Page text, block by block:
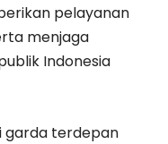
pelayanan
menjaga
Indonesia
garda terdepan